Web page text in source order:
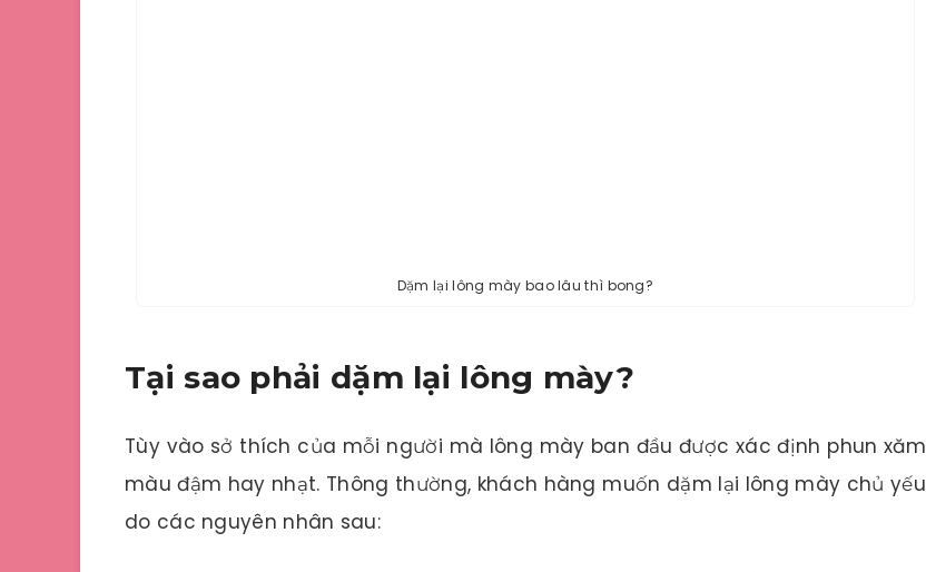
Dặm lại lông mày bao lâu thì bong?
Tại sao phải dặm lại lông mày?
Tùy vào sở thích của mỗi người mà lông mày ban đầu được xác định phun xăm
màu đậm hay nhạt. Thông thường, khách hàng muốn dặm lại lông mày chủ yếu
do các nguyên nhân sau: